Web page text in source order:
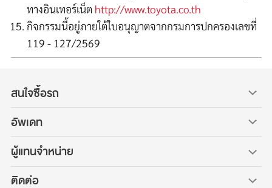
ทางอินเทอร์เน็ต http://www.toyota.co.th
กิจกรรมนี้อยู่ภายใต้ใบอนุญาตจากกรมการปกครองเลขที่
119 - 127/2569
สนใจซื้อรถ
อัพเดท
ผู้แทนจำหน่าย
ติดต่อ